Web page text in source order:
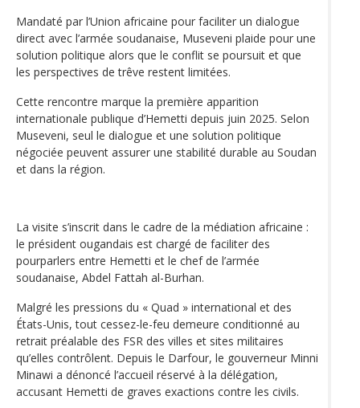
Mandaté par l’Union africaine pour faciliter un dialogue
direct avec l’armée soudanaise, Museveni plaide pour une
solution politique alors que le conflit se poursuit et que
les perspectives de trêve restent limitées.
Cette rencontre marque la première apparition
internationale publique d’Hemetti depuis juin 2025. Selon
Museveni, seul le dialogue et une solution politique
négociée peuvent assurer une stabilité durable au Soudan
et dans la région.
La visite s’inscrit dans le cadre de la médiation africaine :
le président ougandais est chargé de faciliter des
pourparlers entre Hemetti et le chef de l’armée
soudanaise, Abdel Fattah al-Burhan.
Malgré les pressions du « Quad » international et des
États-Unis, tout cessez-le-feu demeure conditionné au
retrait préalable des FSR des villes et sites militaires
qu’elles contrôlent. Depuis le Darfour, le gouverneur Minni
Minawi a dénoncé l’accueil réservé à la délégation,
accusant Hemetti de graves exactions contre les civils.